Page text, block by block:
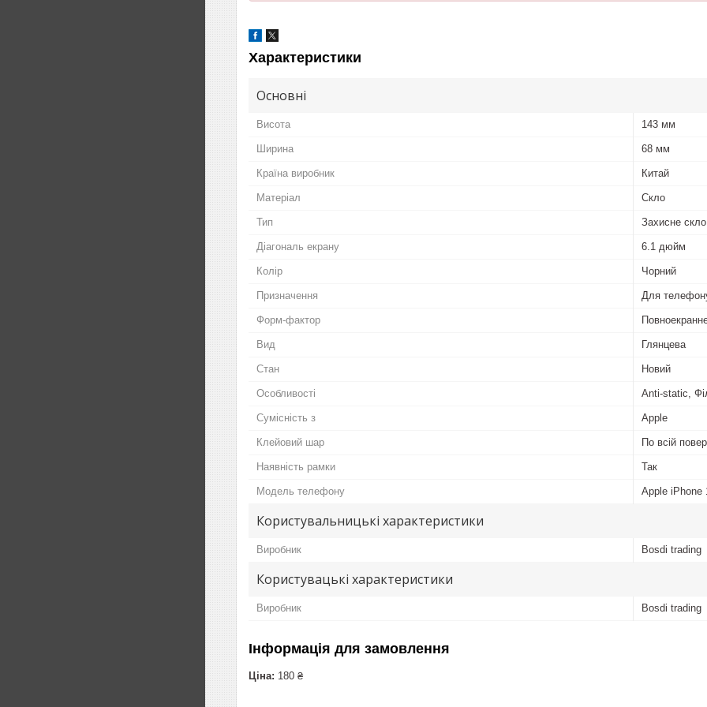
Характеристики
Основні
Висота 143 мм
Ширина 68 мм
Країна виробник Китай
Матеріал Скло
Тип Захисне скло
Діагональ екрану 6.1 дюйм
Колір Чорний
Призначення Для
Форм-фактор
Вид Глянцева
Стан Новий
Особливості Anti-static,
Сумісність з Apple
Клейовий шар По всій
Наявність рамки Так
Модель телефону Apple iPhone
Користувальницькі характеристики
Виробник Bosdi trading
Користувацькi характеристики
Виробник Bosdi trading
Інформація для замовлення
Ціна: 180 ₴